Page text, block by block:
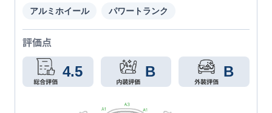
アルミホイール パワートランク
評価点
4.5 B B